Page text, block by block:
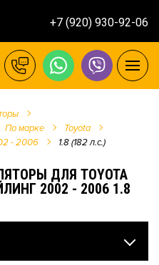
+7 (920) 930-92-06
По марке
Toyota
- 2006 1.8 (182 л.с.)
ДЛЯ TOYOTA
2002 - 2006 1.8